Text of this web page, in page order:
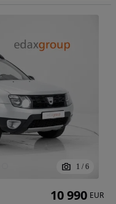
1 / 6
10 990 EUR